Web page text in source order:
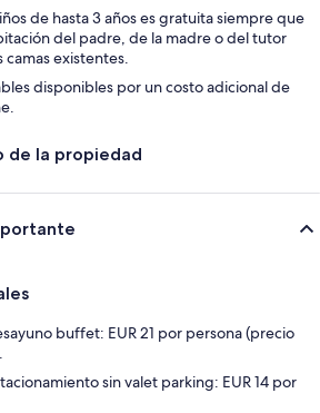
de hasta 3 años es gratuita siempre que
del padre, de la madre o del tutor
camas existentes.
disponibles por un costo adicional de
de la propiedad
buffet: EUR 21 por persona (precio
sin valet parking: EUR 14 por